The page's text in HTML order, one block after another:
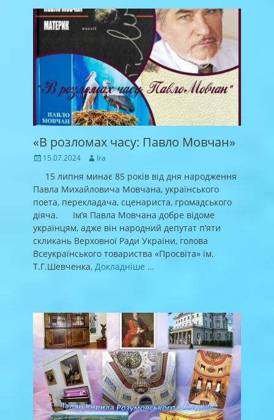
«В розломах часу: Павло Мовчан»
Posted
15.07.2024 Author
Ira
15 липня минає 85 років від дня народження
Павла Михайловича Мовчана, українського
поета, перекладача, сценариста, громадського
діяча. Ім’я Павла Мовчана добре відоме
українцям, адже він народний депутат п’яти
скликань Верховної Ради України, голова
Всеукраїнського товариства «Просвіта» ім.
Т.Г.Шевченка, Докладніше …